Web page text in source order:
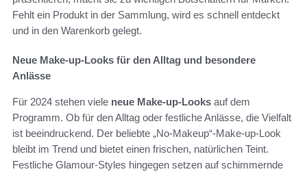
Fehlt ein Produkt in der Sammlung, wird es schnell entdeckt
und in den Warenkorb gelegt.
Neue Make-up-Looks für den Alltag und besondere
Anlässe
Für 2024 stehen viele neue Make-up-Looks auf dem
Programm. Ob für den Alltag oder festliche Anlässe, die Vielfalt
ist beeindruckend. Der beliebte „No-Makeup“-Make-up-Look
bleibt im Trend und bietet einen frischen, natürlichen Teint.
Festliche Glamour-Styles hingegen setzen auf schimmernde